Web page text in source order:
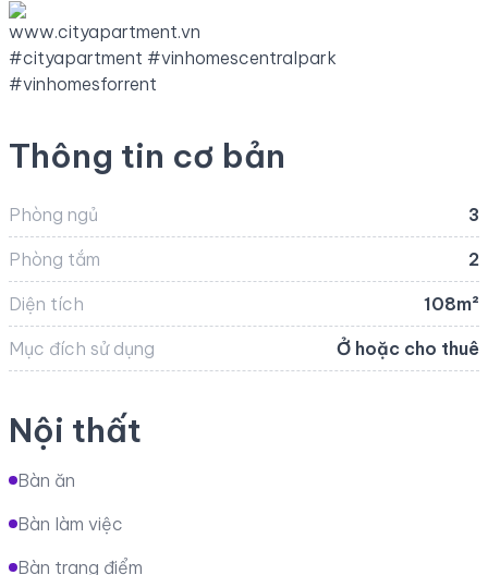
www.cityapartment.vn
#cityapartment #vinhomescentralpark
#vinhomesforrent
Thông tin cơ bản
Phòng ngủ 3
Phòng tắm 2
Diện tích 108m²
Mục đích sử dụng Ở hoặc cho thuê
Nội thất
Bàn ăn
Bàn làm việc
Bàn trang điểm